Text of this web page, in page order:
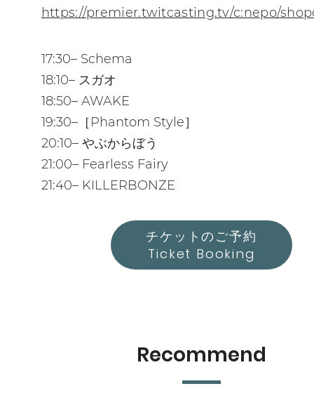
https://premier.twitcasting.tv/c:nepo/
17:30– Schema
18:10– スガオ
18:50– AWAKE
19:30–［Phantom Style］
20:10– やぶからぼう
21:00– Fearless Fairy
21:40– KILLERBONZE
チケットのご予約
Ticket Booking
Recommend